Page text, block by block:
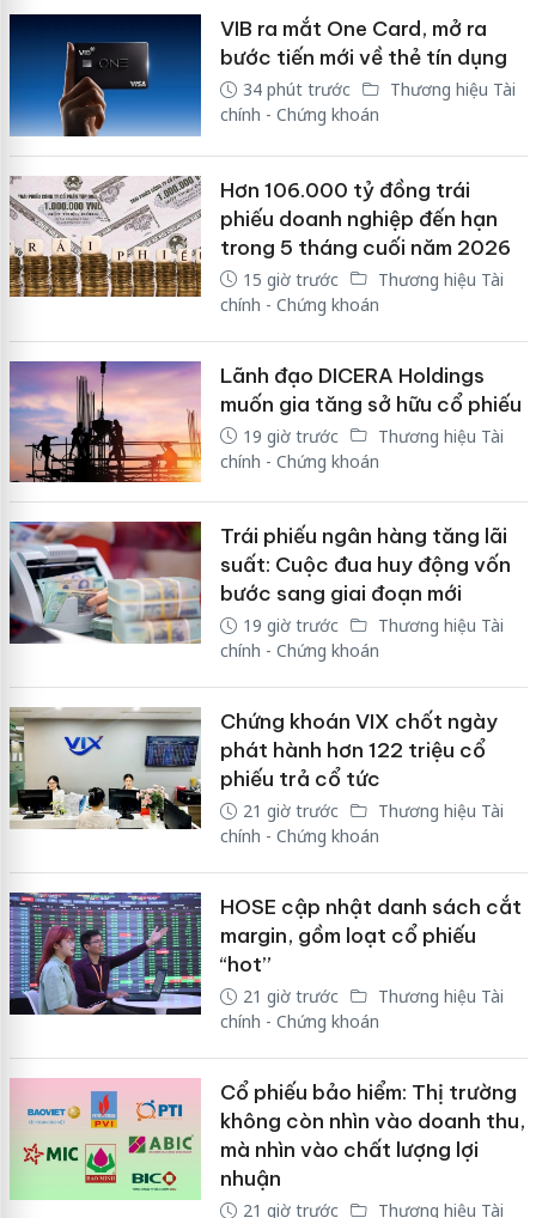
VIB ra mắt One Card, mở ra
bước tiến mới về thẻ tín dụng
34 phút trước
Thương hiệu Tài
chính - Chứng khoán
Hơn 106.000 tỷ đồng trái
phiếu doanh nghiệp đến hạn
trong 5 tháng cuối năm 2026
15 giờ trước
Thương hiệu Tài
chính - Chứng khoán
Lãnh đạo DICERA Holdings
muốn gia tăng sở hữu cổ phiếu
19 giờ trước
Thương hiệu Tài
chính - Chứng khoán
Trái phiếu ngân hàng tăng lãi
suất: Cuộc đua huy động vốn
bước sang giai đoạn mới
19 giờ trước
Thương hiệu Tài
chính - Chứng khoán
Chứng khoán VIX chốt ngày
phát hành hơn 122 triệu cổ
phiếu trả cổ tức
21 giờ trước
Thương hiệu Tài
chính - Chứng khoán
HOSE cập nhật danh sách cắt
margin, gồm loạt cổ phiếu
“hot”
21 giờ trước
Thương hiệu Tài
chính - Chứng khoán
Cổ phiếu bảo hiểm: Thị trường
không còn nhìn vào doanh thu,
mà nhìn vào chất lượng lợi
nhuận
21 giờ trước
Thương hiệu Tài